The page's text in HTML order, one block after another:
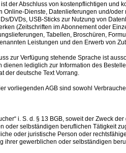
der Abschluss von kostenpflichtigen und
Online-Dienste, Datenlieferungen und/
DVDs, USB-Sticks zur Nutzung von
(Zeitschriften im Abonnement oder
Tabellen, Broschüren,
Leistungen und den Erwerb von
zur Verfügung stehende Sprache ist
dienen lediglich zur Information des
der deutsche Text Vorrang.
vorliegenden AGB sind sowohl
i. S. d. § 13 BGB, soweit der Zweck
oder selbständigen beruflichen Tätigkeit
oder juristische Person oder
ihrer gewerblichen oder selbständigen